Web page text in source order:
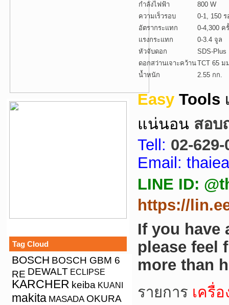
Tag Cloud
BOSCH BOSCH GBM 6
RE DEWALT ECLIPSE
KARCHER keiba KUANI
makita MASADA OKURA
กำลังไฟฟ้า
800 W
ความเร็วรอบ
0-1, 150
อัตรากระแทก
0-4,300 ค
แรงกระแทก
0-3.4 จูล
หัวจับดอก
SDS-Plus
ดอกสว่านเจาะคว้านTCT 65 ม
น้ำหนัก
2.55 กก.
Easy Tools
แน่นอน สอบ
Tell: 02-629-
Email:
LINE ID:
https://
If you have
please feel
more than
รายการ เครื่